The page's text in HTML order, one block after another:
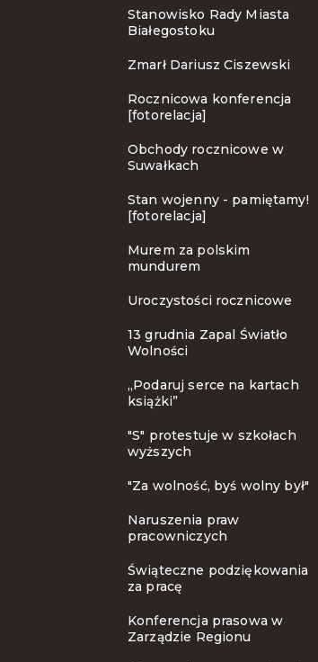
Stanowisko Rady Miasta
Białegostoku
Zmarł Dariusz Ciszewski
Rocznicowa konferencja
[fotorelacja]
Obchody rocznicowe w
Suwałkach
Stan wojenny - pamiętamy!
[fotorelacja]
Murem za polskim
mundurem
Uroczystości rocznicowe
13 grudnia Zapal Światło
Wolności
„Podaruj serce na kartach
książki”
"S" protestuje w szkołach
wyższych
"Za wolność, byś wolny był"
Naruszenia praw
pracowniczych
Świąteczne podziękowania
za pracę
Konferencja prasowa w
Zarządzie Regionu